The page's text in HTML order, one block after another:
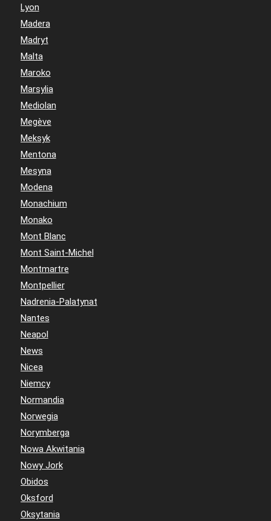
Lyon
Madera
Madryt
Malta
Maroko
Marsylia
Mediolan
Megève
Meksyk
Mentona
Mesyna
Modena
Monachium
Monako
Mont Blanc
Mont Saint-Michel
Montmartre
Montpellier
Nadrenia-Palatynat
Nantes
Neapol
News
Nicea
Niemcy
Normandia
Norwegia
Norymberga
Nowa Akwitania
Nowy Jork
Obidos
Oksford
Oksytania